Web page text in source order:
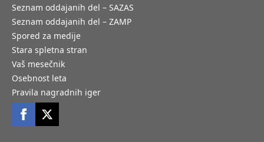
Seznam oddajanih del – SAZAS
Seznam oddajanih del – ZAMP
Spored za medije
Stara spletna stran
Vaš mesečnik
Osebnost leta
Pravila nagradnih iger